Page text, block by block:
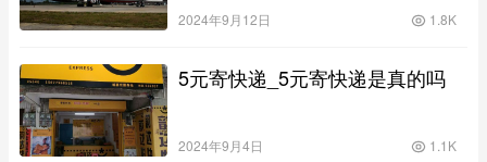
2024年9月12日 1.8K
5元寄快递_5元寄快递是真的吗
2024年9月4日 1.1K